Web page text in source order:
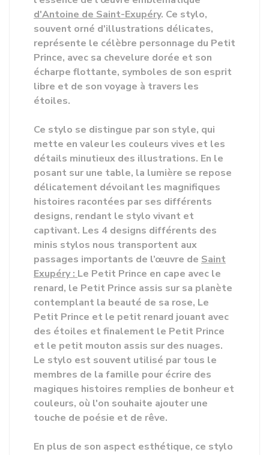
d'Antoine de Saint-Exupéry. Ce stylo,
souvent orné d'illustrations délicates,
représente le célèbre personnage du Petit
Prince, avec sa chevelure dorée et son
écharpe flottante, symboles de son esprit
libre et de son voyage à travers les
étoiles.
Ce stylo se distingue par son style, qui
mette en valeur les couleurs vives et les
détails minutieux des illustrations. En le
posant sur une table, la lumière se repose
délicatement dévoilant les magnifiques
histoires racontées par ses différents
designs, rendant le stylo vivant et
captivant. Les 4 designs différents des
minis stylos nous transportent aux
passages importants de l’œuvre de Saint
Exupéry : Le Petit Prince en cape avec le
renard, le Petit Prince assis sur sa planète
contemplant la beauté de sa rose, Le
Petit Prince et le petit renard jouant avec
des étoiles et finalement le Petit Prince
et le petit mouton assis sur des nuages.
Le stylo est souvent utilisé par tous le
membres de la famille pour écrire des
magiques histoires remplies de bonheur et
couleurs, où l'on souhaite ajouter une
touche de poésie et de rêve.
En plus de son aspect esthétique, ce stylo